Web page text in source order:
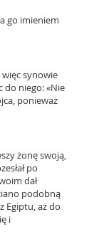
go imieniem
więc synowie
do niego: «Nie
ponieważ
żonę swoją,
po
dał
podobną
Egiptu, aż do
i